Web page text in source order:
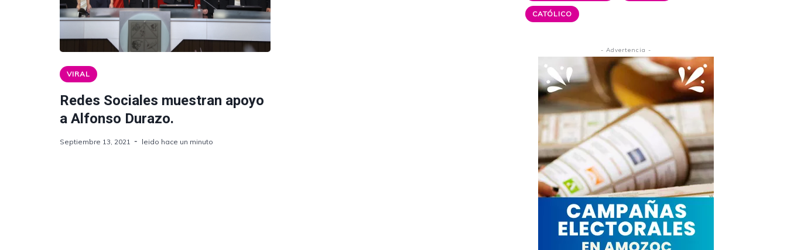
VIRAL
Redes Sociales muestran apoyo
a Alfonso Durazo.
Septiembre 13, 2021 leido hace un minuto
CATÓLICO
- Advertencia -